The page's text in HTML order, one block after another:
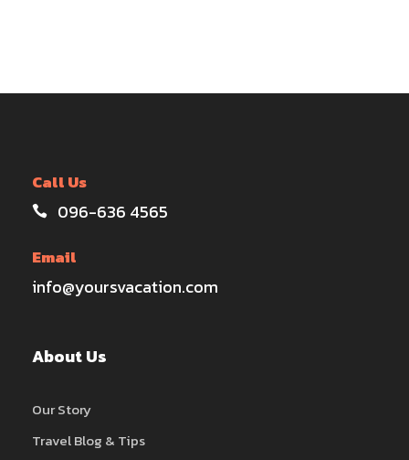
Call Us
096-636 4565
Email
info@yoursvacation.com
About Us
Our Story
Travel Blog & Tips